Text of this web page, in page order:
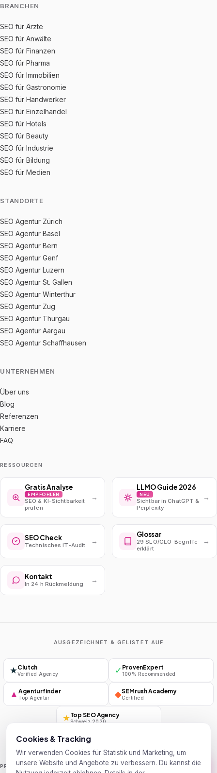
BRANCHEN
SEO für Ärzte
SEO für Anwälte
SEO für Finanzen
SEO für Pharma
SEO für Immobilien
SEO für Gastronomie
SEO für Handwerker
SEO für Einzelhandel
SEO für Hotels
SEO für Beauty
SEO für Industrie
SEO für Bildung
SEO für Medien
STANDORTE
SEO Agentur Zürich
SEO Agentur Basel
SEO Agentur Bern
SEO Agentur Genf
SEO Agentur Luzern
SEO Agentur St. Gallen
SEO Agentur Winterthur
SEO Agentur Zug
SEO Agentur Thurgau
SEO Agentur Aargau
SEO Agentur Schaffhausen
UNTERNEHMEN
Über uns
Blog
Referenzen
Karriere
FAQ
RESSOURCEN
Gratis Analyse
EMPFOHLEN
SEO & KI-Sichtbarkeit
prüfen
→
LLMO Guide 2026
NEU
Sichtbar in ChatGPT &
Perplexity
→
SEO Check
Technisches IT-Audit →
Glossar
29 SEO/GEO-Begriffe
erklärt
→
Kontakt
In 24 h Rückmeldung →
AUSGEZEICHNET & GELISTET AUF
★Clutch
Verified Agency ✓ ProvenExpert
100% Recommended
▲ Agenturfinder
Top Agentur ◆SEMrush Academy
Certified
★Top SEO Agency
Schweiz 2020
PRESSEHandelsblatt Wirtschaftswoche
Cookies & Tracking
Wir verwenden Cookies für Statistik und Marketing, um
unsere Website und Angebote zu verbessern. Du kannst die